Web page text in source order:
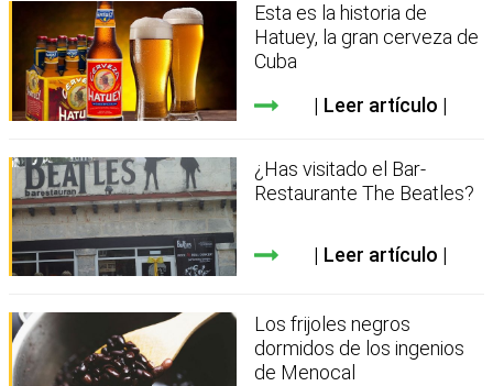
Esta es la historia de
Hatuey, la gran cerveza de
Cuba
Leer artículo
¿Has visitado el Bar-
Restaurante The Beatles?
Leer artículo
Los frijoles negros
dormidos de los ingenios
de Menocal